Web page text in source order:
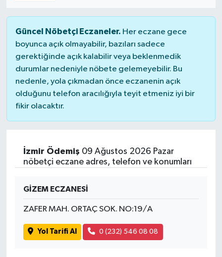
Güncel Nöbetçi Eczaneler. Her eczane gece
boyunca açık olmayabilir, bazıları sadece
gerektiğinde açık kalabilir veya beklenmedik
durumlar nedeniyle nöbete gelemeyebilir. Bu
nedenle, yola çıkmadan önce eczanenin açık
olduğunu telefon aracılığıyla teyit etmeniz iyi bir
fikir olacaktır.
İzmir Ödemiş 09 Ağustos 2026 Pazar
nöbetçi eczane adres, telefon ve konumları
GİZEM ECZANESİ
ZAFER MAH. ORTAÇ SOK. NO:19/A
Yol Tarifi Al 0 (232) 546 08 08
YAŞAM